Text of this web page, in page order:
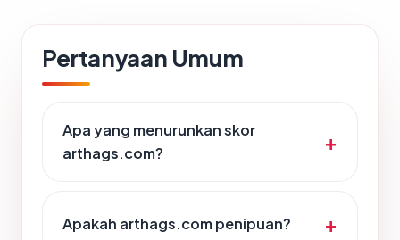
Pertanyaan Umum
Apa yang menurunkan skor
arthags.com?
Apakah arthags.com penipuan?